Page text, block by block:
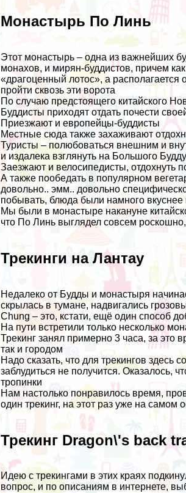
Монастырь По Линь
Этот монастырь – одна из важнейших
монахов, и мирян-буддистов, причем
«драгоценный лотос», а
пройти сквозь эти ворота
По случаю предстоящего китайского
Буддисты приходят отдать почести
Приезжают и европейцы-буддисты
Местные сюда также захаживают
Туристы – полюбоваться внешним и
и издалека взглянуть на Большого Будду
Заезжают и велосипедисты, отдохнуть
А также пообедать в популярном
довольно.. эмм.. довольно
побывать, блюда были намного вкуснее
Мы были в монастыре накануне
что По Линь выглядел совсем
Трекинги на Лантау
Недалеко от Будды и монастыря
скрылась в тумане, надвигались
Chung – это, кстати, ещё один способ
На пути встретили только несколько
Трекинг занял примерно 3 часа, за это
так и городом
Надо сказать, что для трекингов здесь
заблудиться не получится. Оказалось,
тропинки
Нам настолько понравилось время,
один трекинг, на этот раз уже на самом
Трекинг Dragon\'s back
Идею с трекингами в этих краях
вопрос, и по описаниям в интернете,